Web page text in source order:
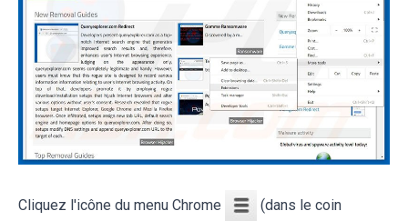
Cliquez l'icône du menu Chrome (dans le coin